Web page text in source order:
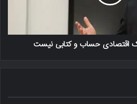
اقتصادی حساب و کتابی نیست